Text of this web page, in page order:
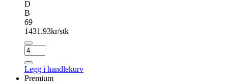
D
B
69
1431.93kr/stk
NEXEN
ROADIAN
CT8
antall
Legg i handlekurv
Premium